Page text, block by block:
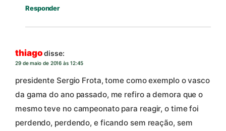
Responder
thiagodisse:
29 de maio de 2016 às 12:45
presidente Sergio Frota, tome como exemplo o vasco
da gama do ano passado, me refiro a demora que o
mesmo teve no campeonato para reagir, o time foi
perdendo, perdendo, e ficando sem reação, sem